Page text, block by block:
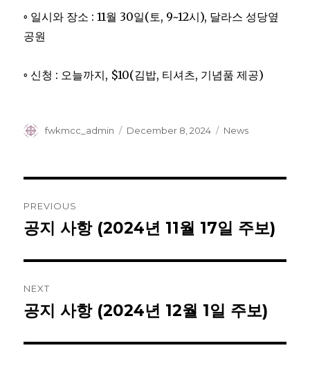
◦ 일시와 장소 : 11월 30일(토, 9~12시), 달라스 성당옆
공원
◦ 신청 : 오늘까지, $10(김밥, 티셔츠, 기념품 제공)
Author
fwkmcc_admin
Posted
December 8, 2024 Categories
News
navigation
PREVIOUS
Previous
공지 사항 (2024년 11월 17일 주보)
NEXT
Next
공지 사항 (2024년 12월 1일 주보)